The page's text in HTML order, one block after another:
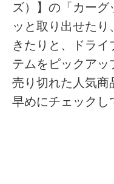
ズ）】の「カー
ッと取り出せた
きたりと、ドライ
テムをピックアッ
売り切れた人気商
早めにチェックし